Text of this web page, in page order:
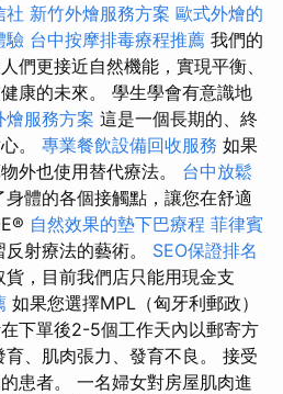
社 新竹外燴服務方案 歐式外燴的
驗 台中按摩排毒療程推薦 我們的
們更接近自然機能，實現平衡、
康的未來。 學生學會有意識地
燴服務方案 這是一個長期的、終
。 專業餐飲設備回收服務 如果
外也使用替代療法。 台中放鬆
體的各個接觸點，讓您在舒適
自然效果的墊下巴療程 菲律賓
射療法的藝術。 SEO保證排名
貨，目前我們店只能用現金支
如果您選擇MPL（匈牙利郵政）
下單後2-5個工作天內以郵寄方
、肌肉張力、發育不良。 接受
患者。 一名婦女對房屋肌肉進